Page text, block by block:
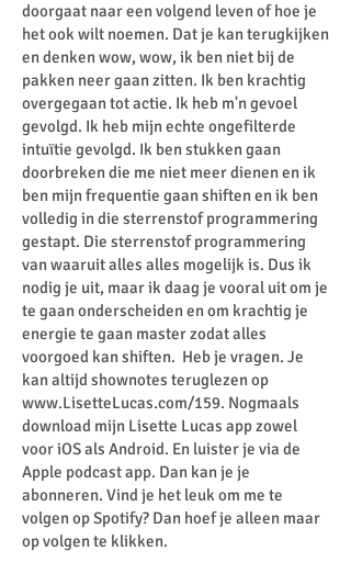
doorgaat naar een volgend leven of hoe je
het ook wilt noemen. Dat je kan terugkijken
en denken wow, wow, ik ben niet bij de
pakken neer gaan zitten. Ik ben krachtig
overgegaan tot actie. Ik heb m'n gevoel
gevolgd. Ik heb mijn echte ongefilterde
intuïtie gevolgd. Ik ben stukken gaan
doorbreken die me niet meer dienen en ik
ben mijn frequentie gaan shiften en ik ben
volledig in die sterrenstof programmering
gestapt. Die sterrenstof programmering
van waaruit alles alles mogelijk is. Dus ik
nodig je uit, maar ik daag je vooral uit om je
te gaan onderscheiden en om krachtig je
energie te gaan master zodat alles
voorgoed kan shiften. Heb je vragen. Je
kan altijd shownotes teruglezen op
www.LisetteLucas.com/159. Nogmaals
download mijn Lisette Lucas app zowel
voor iOS als Android. En luister je via de
Apple podcast app. Dan kan je je
abonneren. Vind je het leuk om me te
volgen op Spotify? Dan hoef je alleen maar
op volgen te klikken.